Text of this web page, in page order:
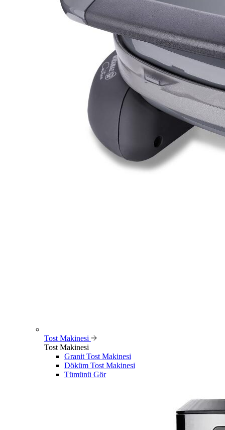
Tost Makinesi
Tost Makinesi
Granit Tost Makinesi
Döküm Tost Makinesi
Tümünü Gör